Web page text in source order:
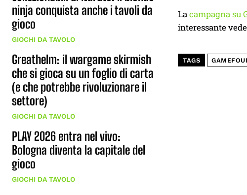
ninja conquista anche i tavoli da
gioco
GIOCHI DA TAVOLO
Greathelm: il wargame skirmish
che si gioca su un foglio di carta
(e che potrebbe rivoluzionare il
settore)
GIOCHI DA TAVOLO
PLAY 2026 entra nel vivo:
Bologna diventa la capitale del
gioco
GIOCHI DA TAVOLO
Lacampagna su
interessante
TAGS